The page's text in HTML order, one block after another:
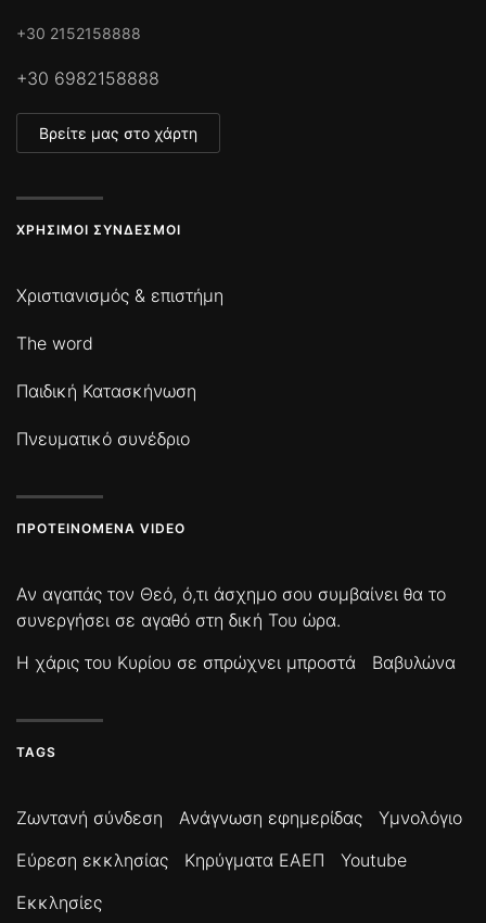
+30 2152158888
+30 6982158888
Βρείτε μας στο χάρτη
ΧΡΉΣΙΜΟΙ ΣΎΝΔΕΣΜΟΙ
Χριστιανισμός & επιστήμη
The word
Παιδική Κατασκήνωση
Πνευματικό συνέδριο
ΠΡΟΤΕΙΝΌΜΕΝΑ VIDEO
Αν αγαπάς τον Θεό, ό,τι άσχημο σου συμβαίνει θα το
συνεργήσει σε αγαθό στη δική Του ώρα.
Η χάρις του Κυρίου σε σπρώχνει μπροστά
Βαβυλώνα
TAGS
Ζωντανή σύνδεση Ανάγνωση εφημερίδας
Υμνολόγιο
Εύρεση εκκλησίας
Κηρύγματα ΕΑΕΠ
Youtube
Εκκλησίες